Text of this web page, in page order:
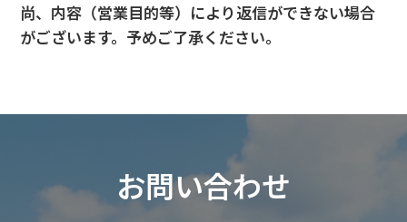
尚、内容（営業目的等）により返信ができない場合
がございます。予めご了承ください。
お問い合わせ